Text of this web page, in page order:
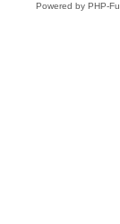
Powered by PHP-